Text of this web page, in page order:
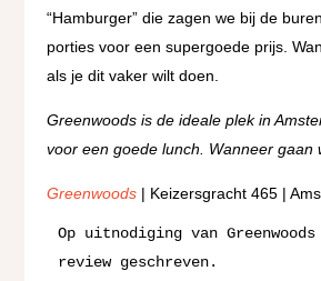
“Hamburger” die zagen we bij de
porties voor een supergoede prijs.
als je dit vaker wilt doen.
Greenwoods is de ideale plek in
voor een goede lunch. Wanneer gaan
Greenwoods | Keizersgracht 465 |
Op uitnodiging van
review geschreven.